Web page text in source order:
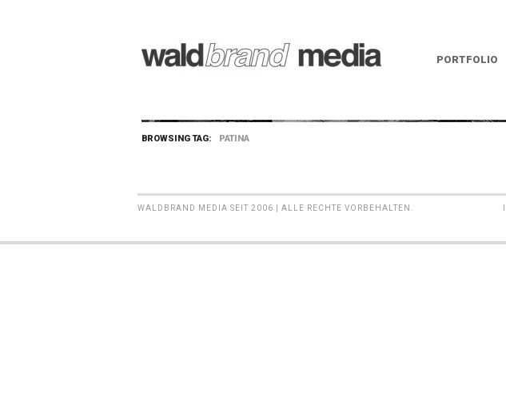
PORTFOLIO
BROWSING TAG: PATINA
WALDBRAND MEDIA SEIT 2006 | ALLE RECHTE VORBEHALTEN.